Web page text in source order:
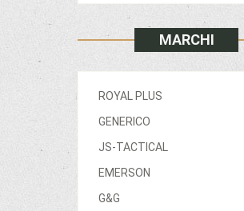
MARCHI
ROYAL PLUS
GENERICO
JS-TACTICAL
EMERSON
G&G